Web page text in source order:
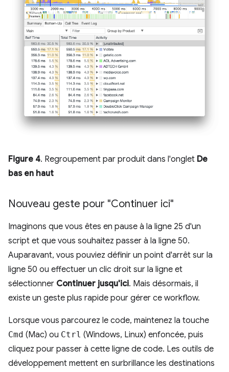
Figure 4. Regroupement par produit dans l'onglet De
bas en haut
Nouveau geste pour "Continuer ici"
Imaginons que vous êtes en pause à la ligne 25 d'un
script et que vous souhaitez passer à la ligne 50.
Auparavant, vous pouviez définir un point d'arrêt sur la
ligne 50 ou effectuer un clic droit sur la ligne et
sélectionner Continuer jusqu'ici. Mais désormais, il
existe un geste plus rapide pour gérer ce workflow.
Lorsque vous parcourez le code, maintenez la touche
Cmd (Mac) ou Ctrl (Windows, Linux) enfoncée, puis
cliquez pour passer à cette ligne de code. Les outils de
développement mettent en surbrillance les destinations